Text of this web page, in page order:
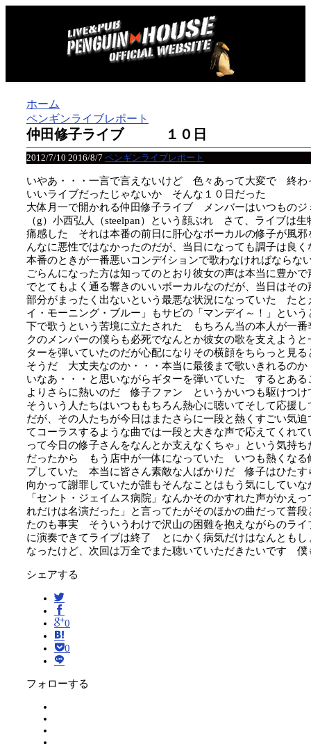
ホーム
ペンギンライブレポート
仲田修子ライブ １０日
2012/7/10 2016/8/7 ペンギンライブレポート
いやあ・・・一言で言えないけど 色々あって大変で 終
いいライブだったじゃないか そんな１０日だった
大体月一で開かれる仲田修子ライブ メンバーはいつものジ
（g）小西弘人（steelpan）という顔ぶれ さて、ライブは
痛感した それは本番の前日に肝心なボーカルの修子が風
んなに悪性ではなかったのだが、当日になっても調子は良
本番のときが一番悪いコンデｲションで歌わなければなら
ごらんになった方は知ってのとおり彼女の声は本当に豊か
でとてもよく通る響きのいいボーカルなのだが、当日はそ
部分がまったく出ないという最悪な状況になっていた たと
イ・モーニング・ブルー」もサビの「マンデイ～！」とい
下で歌うという苦境に立たされた もちろん当の本人が一番
クのメンバーの僕らも必死でなんとか彼女の歌を支えよう
ターを弾いていたのだが心配になりその横顔をちらっと見
そうだ 大丈夫なのか・・・本当に最後まで歌いきれるの
いなあ・・・と思いながらギターを弾いていた するとあ
よりさらに熱いのだ 修子ファン というかいつも駆けつけ
そういう人たちはいつももちろん熱心に聴いてそして応援
だが、その人たちが今日はまたさらに一段と熱くすごい気
てコーラスするような曲では一段と大きな声で応えてくれ
って今日の修子さんをなんとか支えなくちゃ」という気持
だったから もう店中が一体になっていた いつも熱くなる
プしていた 本当に皆さん素敵な人ばかりだ 修子はひたす
向かって謝罪していたが誰もそんなことはもう気にしてい
「セント・ジェイムス病院」なんかそのかすれた声がかえ
れだけは名演だった」と言ってたがそのほかの曲だって普
たのも事実 そういうわけで沢山の困難を抱えながらのラ
に演奏できてライブは終了 とにかく病気だけはなんとも
なったけど、次回は万全でまた聴いていただきたいです
シェアする
0
0
フォローする